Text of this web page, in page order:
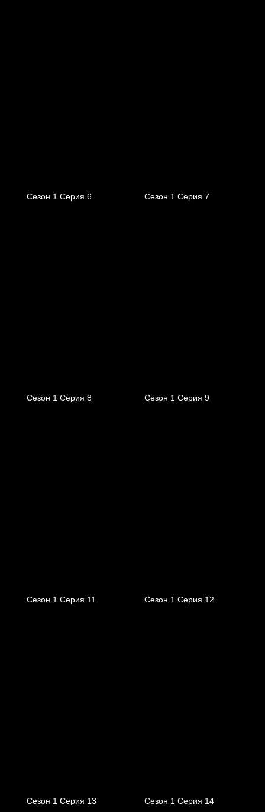
Сезон 1 Серия 6 Сезон 1 Серия 7
Сезон 1 Серия 8 Сезон 1 Серия 9
Сезон 1 Серия 11 Сезон 1 Серия 12
Сезон 1 Серия 13 Сезон 1 Серия 14